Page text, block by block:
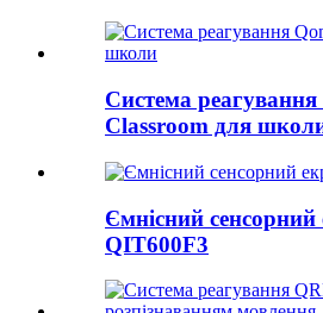
Система реагування
Classroom для
Ємнісний сенсорний
QIT600F3